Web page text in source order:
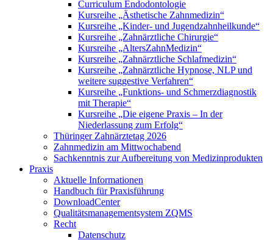
Curriculum Endodontologie
Kursreihe „Ästhetische Zahnmedizin“
Kursreihe „Kinder- und Jugendzahnheilkunde“
Kursreihe „Zahnärztliche Chirurgie“
Kursreihe „AltersZahnMedizin“
Kursreihe „Zahnärztliche Schlafmedizin“
Kursreihe „Zahnärztliche Hypnose, NLP und
weitere suggestive Verfahren“
Kursreihe „Funktions- und Schmerzdiagnostik
mit Therapie“
Kursreihe „Die eigene Praxis – In der
Niederlassung zum Erfolg“
Thüringer Zahnärztetag 2026
Zahnmedizin am Mittwochabend
Sachkenntnis zur Aufbereitung von Medizinprodukten
Praxis
Aktuelle Informationen
Handbuch für Praxisführung
DownloadCenter
Qualitätsmanagementsystem ZQMS
Recht
Datenschutz